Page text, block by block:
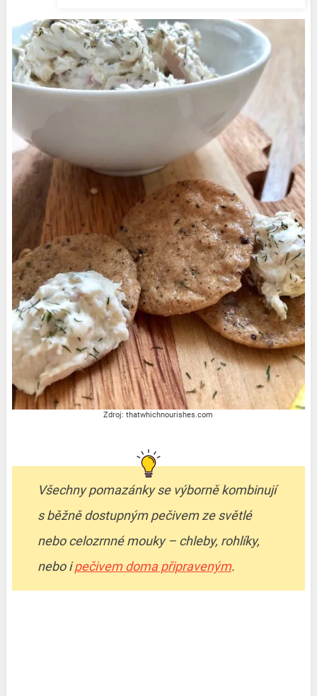
Zdroj: thatwhichnourishes.com
Všechny pomazánky se výborně kombinují
s běžně dostupným pečivem ze světlé
nebo celozrnné mouky – chleby, rohlíky,
nebo ipečivem doma připraveným.